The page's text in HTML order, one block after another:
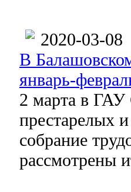
2020-03-08
В
январь-
2 марта в ГАУ
престарелых
собрание
рассмотрены